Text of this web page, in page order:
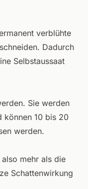
verblühte
Dadurch
Selbstaussaat
Sie werden
können 10 bis 20
werden.
mehr als die
Schattenwirkung